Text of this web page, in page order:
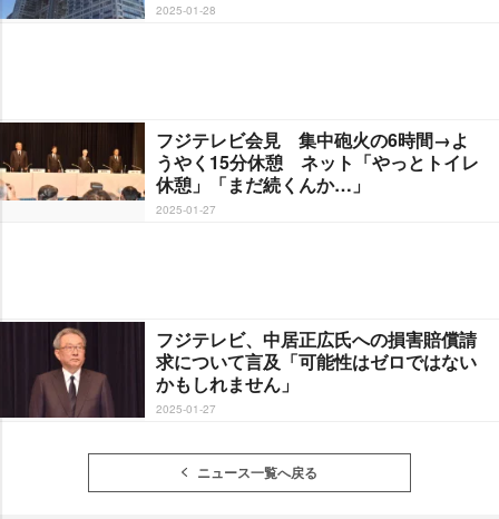
2025-01-28
フジテレビ会見 集中砲火の6時間→よ
うやく15分休憩 ネット「やっとトイレ
休憩」「まだ続くんか…」
2025-01-27
フジテレビ、中居正広氏への損害賠償請
求について言及「可能性はゼロではない
かもしれません」
2025-01-27
ニュース一覧へ戻る